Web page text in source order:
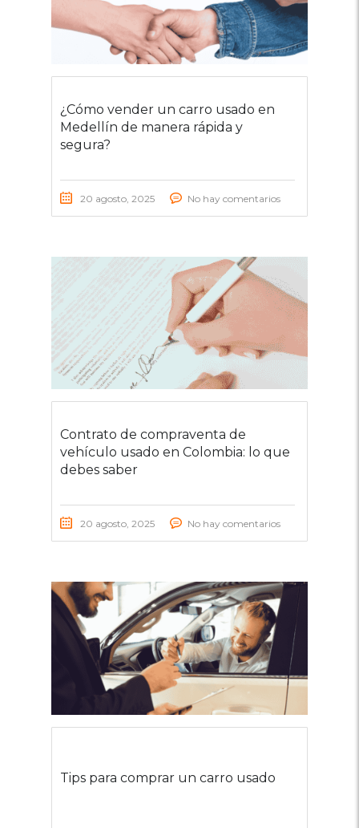
¿Cómo vender un carro usado en
Medellín de manera rápida y
segura?
20 agosto, 2025 No hay comentarios
Contrato de compraventa de
vehículo usado en Colombia: lo que
debes saber
20 agosto, 2025 No hay comentarios
Tips para comprar un carro usado